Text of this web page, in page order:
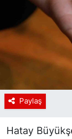
Paylaş
Hatay
YEREL
Haberde
Tanıtım